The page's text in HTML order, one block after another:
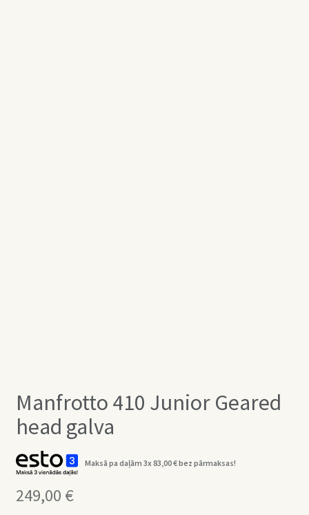
Manfrotto 410 Junior Geared
head galva
Maksā pa daļām 3x83,00€bez pārmaksas!
249,00 €